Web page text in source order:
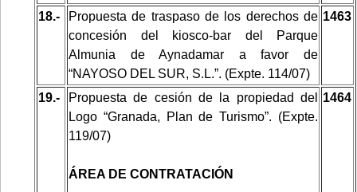
18.-
Propuesta de traspaso de los derechos de
concesión del kiosco-bar del Parque
Almunia de Aynadamar a favor de
“NAYOSO DEL SUR, S.L.”. (Expte. 114/07)
1463
19.-
Propuesta de cesión de la propiedad del
Logo “Granada, Plan de Turismo”. (Expte.
119/07)
ÁREA DE CONTRATACIÓN
1464